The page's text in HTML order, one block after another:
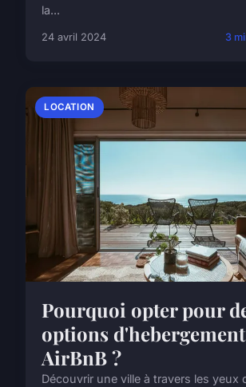
la...
24 avril 2024 3
LOCATION
Pourquoi opter pour
options
AirBnB ?
Découvrir une ville à travers les yeux